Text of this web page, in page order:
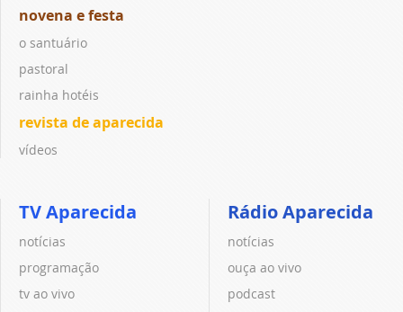
novena e festa
o santuário
pastoral
rainha hotéis
revista de aparecida
vídeos
TV Aparecida
notícias
programação
tv ao vivo
Rádio Aparecida
notícias
ouça ao vivo
podcast